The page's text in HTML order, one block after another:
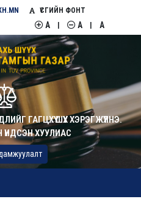
ҮСГИЙН ФОНТ
A | A | A
ГАГЦХҮҮ ШҮҮХ ХЭРЭГЖҮҮЛНЭ.
ХУУЛИАС